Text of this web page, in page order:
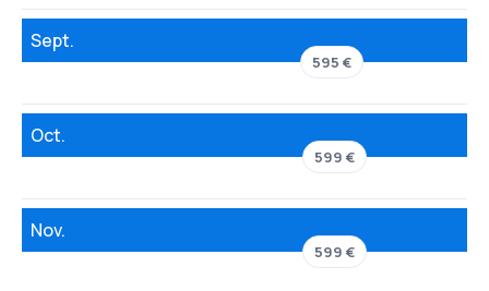
Sept.
595 €
Oct.
599 €
Nov.
599 €